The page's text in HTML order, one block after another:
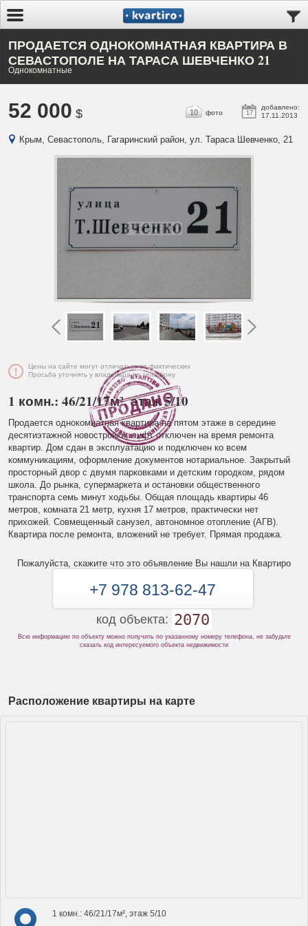
ПРОДАЕТСЯ ОДНОКОМНАТНАЯ КВАРТИРА В
СЕВАСТОПОЛЕ НА ТАРАСА ШЕВЧЕНКО 21
Однокомнатные
52 000 $ 17
добавлено:
17.11.2013
10 фото
Крым, Севастополь, Гагаринский район, ул. Тараса Шевченко, 21
Цены на сайте могут отличаться от фактических
Просьба уточнять у владельца по телефону
1 комн.: 46/21/17м², этаж 5/10
Продается однокомнатная квартира на пятом этаже в середине
десятиэтажной новостройки, лифт отключен на время ремонта
квартир. Дом сдан в эксплуатацию и подключен ко всем
коммуникациям, оформление документов нотариальное. Закрытый
просторный двор с двумя парковками и детским городком, рядом
школа. До рынка, супермаркета и остановки общественного
транспорта семь минут ходьбы. Общая площадь квартиры 46
метров, комната 21 метр, кухня 17 метров, практически нет
прихожей. Совмещенный санузел, автономное отопление (АГВ).
Квартира после ремонта, вложений не требует. Прямая продажа.
Пожалуйста, скажите что это объявление Вы нашли на Квартиро
+7 978 813-62-47
код объекта: 2070
Всю информацию по объекту можно получить по указанному номеру телефона, не забудьте
сказать код интересуемого объекта недвижимости
Расположение квартиры на карте
1 комн.: 46/21/17м², этаж 5/10